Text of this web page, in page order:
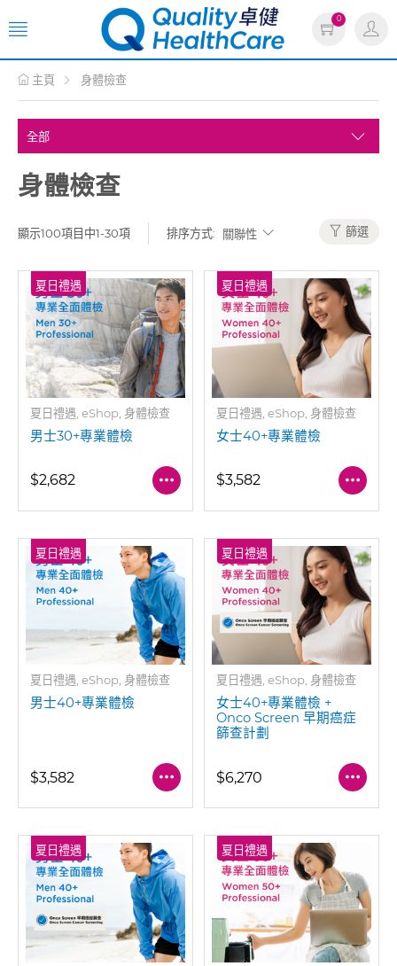
0
主頁 身體檢查
身體檢查
顯示100項目中1-30項 排序方式: 篩選
夏日禮遇
夏日禮遇, eShop, 身體檢查
男士30+專業體檢
$2,682
夏日禮遇
夏日禮遇, eShop, 身體檢查
女士40+專業體檢
$3,582
夏日禮遇
夏日禮遇, eShop, 身體檢查
男士40+專業體檢
$3,582
夏日禮遇
夏日禮遇, eShop, 身體檢查
女士40+專業體檢 +
Onco Screen 早期癌症
篩查計劃
$6,270
夏日禮遇 夏日禮遇